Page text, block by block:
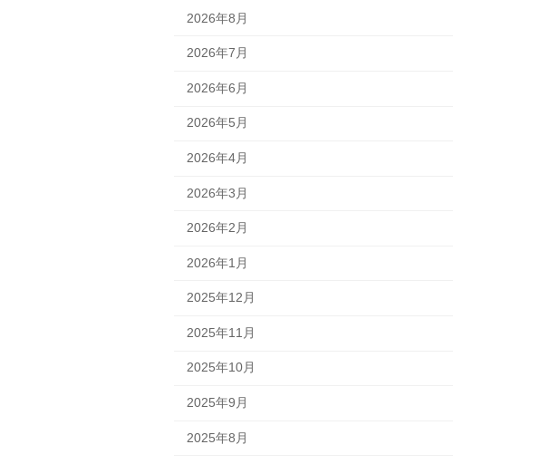
2026年8月
2026年7月
2026年6月
2026年5月
2026年4月
2026年3月
2026年2月
2026年1月
2025年12月
2025年11月
2025年10月
2025年9月
2025年8月